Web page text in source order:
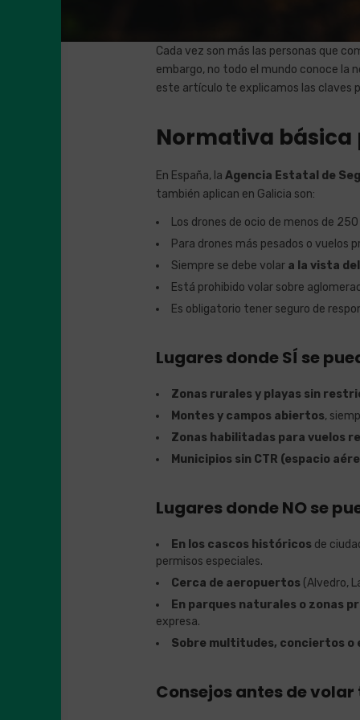
Cada vez son más las personas que
embargo, no todo el mundo conoce la
este artículo te explicamos las claves
Normativa básica
En España, la Agencia Estatal de
también aplican en Galicia son:
Los drones de ocio de menos de
Para drones más pesados o vuelos
Siempre se debe volar a la vista
Está prohibido volar sobre
Es obligatorio tener seguro de
Lugares donde SÍ se
Zonas rurales y playas sin
Montes y campos abiertos,
Zonas habilitadas para vuelos
Municipios sin CTR (espacio
Lugares donde NO se
En los cascos históricosde
permisos especiales.
Cerca de aeropuertos(Alvedro,
En parques naturales o zonas
expresa.
Sobre multitudes, conciertos o
Consejos antes de